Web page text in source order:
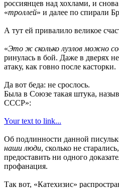
россиянцев над хохлами, и
«троллей» и далее по спирали
А тут ей привалило великое
«Это ж сколько лузлов можно
ринулась в бой. Даже в дверях
атаку, как говно после касторки.
Да вот беда: не срослось.
Была в Союзе такая штука,
СССР»:
Your text to link...
Об подлинности данной
наши люди, сколько не
предоставить ни одного
профанация.
Так вот, «Катехизис»